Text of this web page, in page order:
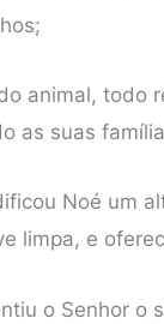
animal, todo
as suas
Noé um
limpa, e
o Senhor o